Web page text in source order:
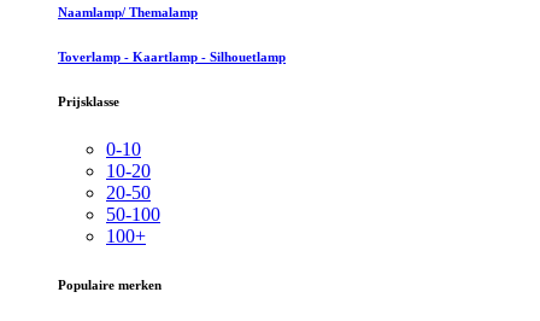
Naamlamp/ Themalamp
Toverlamp - Kaartlamp - Silhouetlamp
Prijsklasse
0-10
10-20
20-50
50-100
100+
Populaire merken